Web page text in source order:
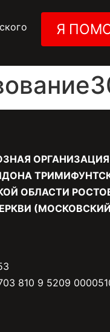
Я
ОБЛАСТИ
810 9 5209